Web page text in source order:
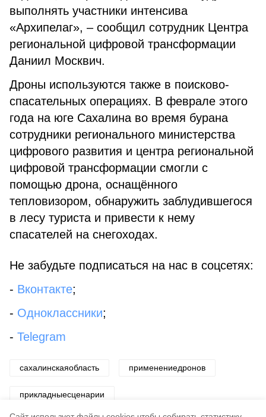
выполнять участники интенсива
«Архипелаг», – сообщил сотрудник Центра
региональной цифровой трансформации
Даниил Москвич.
Дроны используются также в поисково-
спасательных операциях. В феврале этого
года на юге Сахалина во время бурана
сотрудники регионального министерства
цифрового развития и центра региональной
цифровой трансформации смогли с
помощью дрона, оснащённого
тепловизором, обнаружить заблудившегося
в лесу туриста и привести к нему
спасателей на снегоходах.
Не забудьте подписаться на нас в соцсетях:
- Вконтакте;
- Одноклассники;
- Telegram
сахалинскаяобласть применениедронов
прикладныесценарии